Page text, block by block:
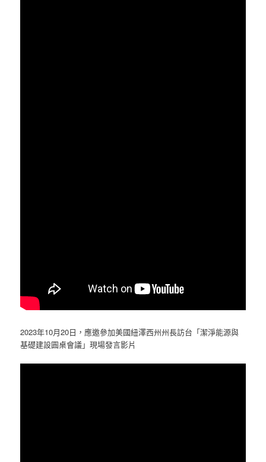
2023年10月20日，應邀參加美國紐澤西州州長訪台「潔淨能源與
基礎建設圓桌會議」現場發言影片